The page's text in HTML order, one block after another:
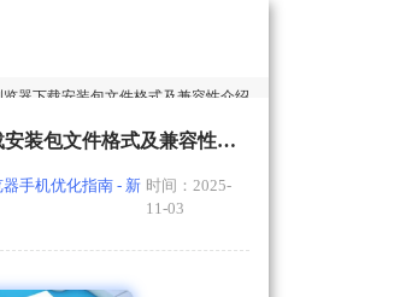
览器下载安装包文件格式及兼容性介绍
google Chrome浏览器下载安装包文件格式及兼容性介绍
手机优化指南 - 新 时间：2025-
11-03